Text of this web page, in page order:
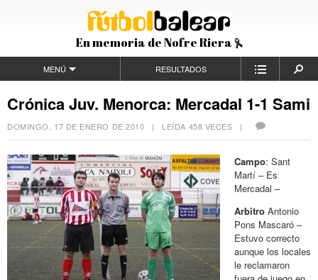
En memoria de Nofre Riera
MENÚ RESULTADOS
Crónica Juv. Menorca: Mercadal 1-1 Sami
DOMINGO, 17 DE ENERO DE 2010 | LEÍDA 458 VECES |
Campo: Sant
Martí – Es
Mercadal –
Arbitro Antonio
Pons Mascaró –
Estuvo correcto
aunque los locales
le reclamaron